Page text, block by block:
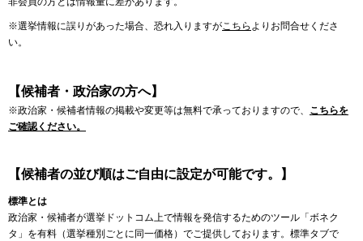
※選挙情報に誤りがあった場合、恐れ入りますがこちら よりお問合せくださ
い。
【候補者・政治家の方へ】
※政治家・候補者情報の掲載や変更等は無料で承っておりますので、 こちらを
ご確認ください。
【候補者の並び順はご自由に設定が可能です。】
標準とは
政治家・候補者が選挙ドットコム上で情報を発信するためのツール「ボネク
タ」を有料（選挙種別ごとに同一価格）でご提供しております。標準タブで